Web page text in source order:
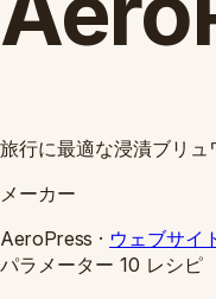
旅行に最適な浸漬ブリュ
メーカー
AeroPress · ウェブサイ
パラメーター 10 レシピ